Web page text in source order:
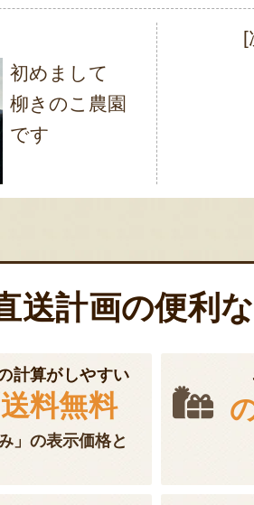
初めまして
柳きのこ農園
です
[
送計画の便利
計算がしやすい
料無料
」の表示価格と